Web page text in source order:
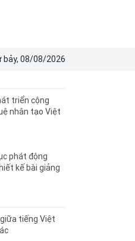
bảy, 08/08/2026
triển cộng
nhân tạo Việt
phát động
kế bài giảng
tiếng Việt